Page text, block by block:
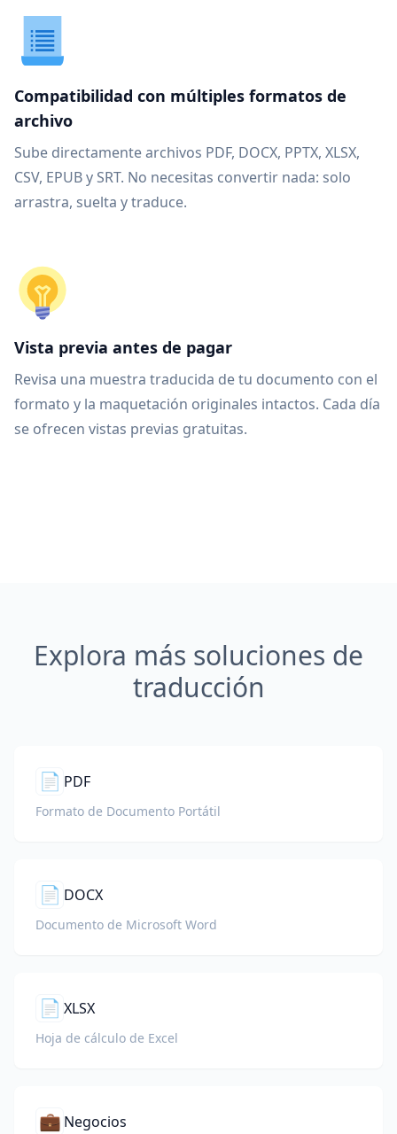
Compatibilidad con múltiples formatos de
archivo
Sube directamente archivos PDF, DOCX, PPTX, XLSX,
CSV, EPUB y SRT. No necesitas convertir nada: solo
arrastra, suelta y traduce.
Vista previa antes de pagar
Revisa una muestra traducida de tu documento con el
formato y la maquetación originales intactos. Cada día
se ofrecen vistas previas gratuitas.
Explora más soluciones de
traducción
📄 PDF
Formato de Documento Portátil
📄 DOCX
Documento de Microsoft Word
📄 XLSX
Hoja de cálculo de Excel
💼 Negocios